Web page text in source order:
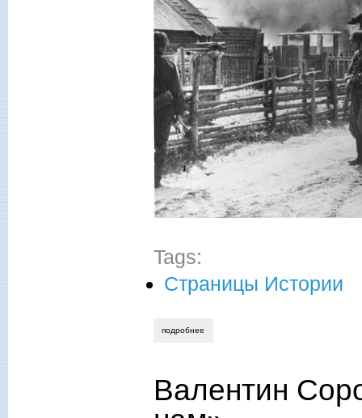
Tags:
Страницы Истории
подробнее
Валентин